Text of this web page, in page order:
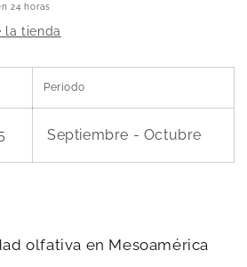
24 horas
la tienda
Periodo
Septiembre - Octubre
olfativa en Mesoamérica